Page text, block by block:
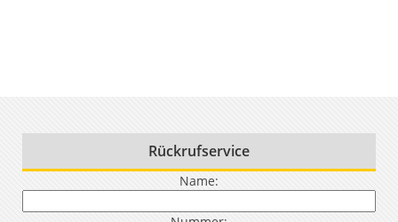
Rückrufservice
Name: